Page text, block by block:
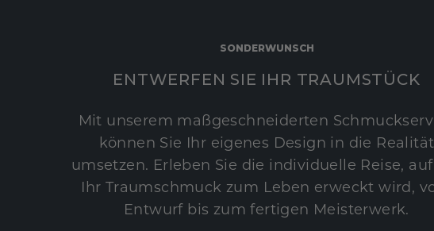
SONDERWUNSCH
ENTWERFEN SIE IHR TRAUMSTÜCK
Mit unserem maßgeschneiderten
können Sie Ihr eigenes Design in die Realität
umsetzen. Erleben Sie die individuelle Reise,
Ihr Traumschmuck zum Leben erweckt wird,
Entwurf bis zum fertigen Meisterwerk.